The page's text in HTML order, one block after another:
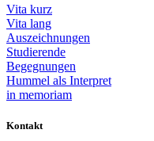
Vita kurz
Vita lang
Auszeichnungen
Studierende
Begegnungen
Hummel als Interpret
in memoriam
Kontakt